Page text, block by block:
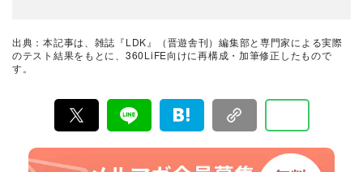
て見つけた「本当に良いもの」と「お役立ち情報」を厳
選してあなたにお届け。編集長・高橋咲彩を中心に、11
出典：本記事は、雑誌『LDK』（晋遊舎刊）編集部と専門家による実際
のテスト結果をもとに、360LiFE向けに再構成・加筆修正したもので
す。